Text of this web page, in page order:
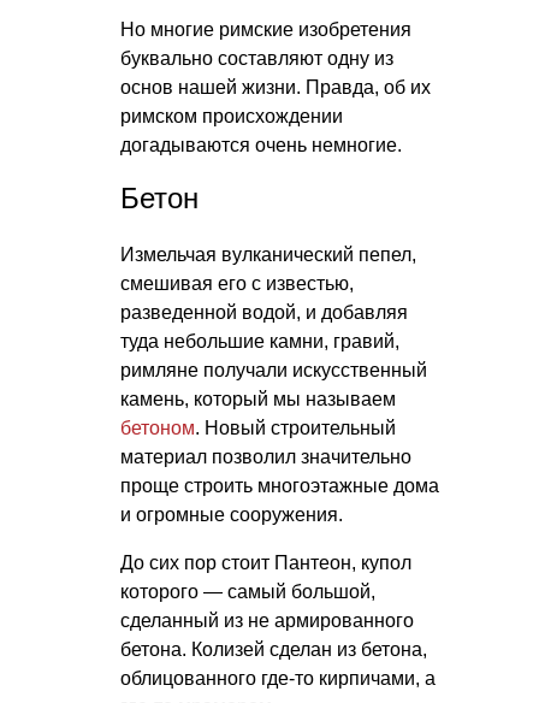
Но многие римские изобретения
буквально составляют одну из
основ нашей жизни. Правда, об их
римском происхождении
догадываются очень немногие.
Бетон
Измельчая вулканический пепел,
смешивая его с известью,
разведенной водой, и добавляя
туда небольшие камни, гравий,
римляне получали искусственный
камень, который мы называем
бетоном. Новый строительный
материал позволил значительно
проще строить многоэтажные дома
и огромные сооружения.
До сих пор стоит Пантеон, купол
которого — самый большой,
сделанный из не армированного
бетона. Колизей сделан из бетона,
облицованного где-то кирпичами, а